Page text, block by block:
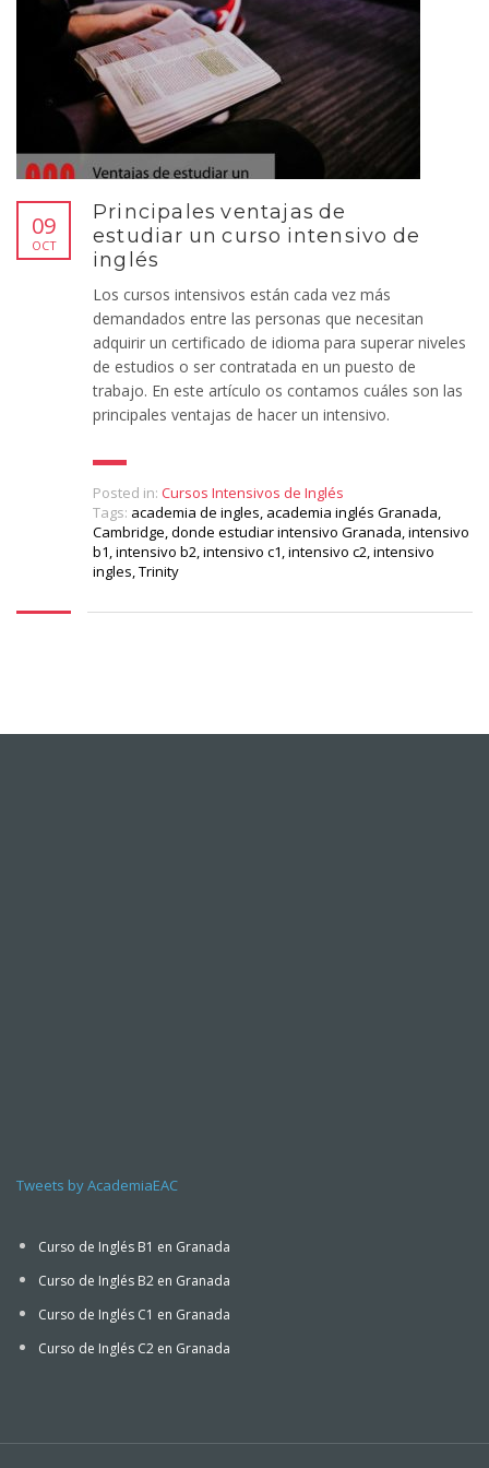
09
OCT
Principales ventajas de
estudiar un curso intensivo de
inglés
Los cursos intensivos están cada vez más
demandados entre las personas que necesitan
adquirir un certificado de idioma para superar niveles
de estudios o ser contratada en un puesto de
trabajo. En este artículo os contamos cuáles son las
principales ventajas de hacer un intensivo.
Posted in: Cursos Intensivos de Inglés
Tags: academia de ingles, academia inglés Granada,
Cambridge,donde estudiar intensivo Granada,intensivo
b1,intensivo b2,intensivo c1,intensivo c2,intensivo
ingles,Trinity
Tweets by AcademiaEAC
Curso de Inglés B1 en Granada
Curso de Inglés B2 en Granada
Curso de Inglés C1 en Granada
Curso de Inglés C2 en Granada